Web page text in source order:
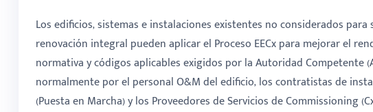
Los edificios, sistemas e instalaciones existentes no considerados
renovación integral pueden aplicar el Proceso EECx para mejorar el
normativa y códigos aplicables exigidos por la Autoridad Competente
normalmente por el personal O&M del edificio, los contratistas de
(Puesta en Marcha) y los Proveedores de Servicios de Commissioning